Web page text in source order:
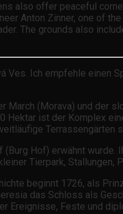
also offer peaceful
Anton Zinner, one of
The grounds also
Ich empfehle einen
(Morava) und der
Hektar ist der Komplex
Terrassengärten
Hof) erwähnt
Tierpark,
beginnt 1726, als
das Schloss als
Ereignisse, Feste und